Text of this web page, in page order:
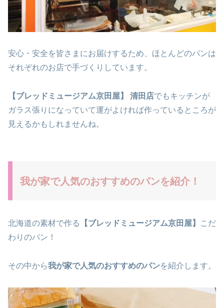
安心・安全を皆さまにお届けするため、ほとんどのパンは
それぞれのお店で手づくりしています。
【ブレッドミュージアム京田屋】 清田店でもキッチンが
ガラス張りになっていて運がよければ作っているところが
見えるかもしれませんね。
我が家で人気のおすすめのパンを紹介！
北海道の素材で作る 【ブレッドミュージアム京田屋】
こだ
わりのパン！
その中から我が家で人気のおすすめのパンを紹介します。